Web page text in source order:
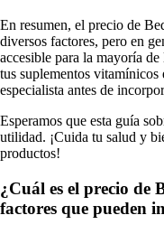
En resumen, el precio de
diversos factores, pero en
accesible para la mayoría
tus suplementos
especialista antes de
Esperamos que esta guía
utilidad. ¡Cuida tu salud y
productos!
¿Cuál es el precio de
factores que pueden